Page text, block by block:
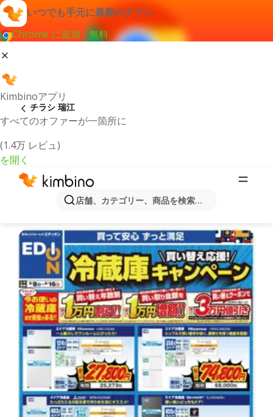
いつでも手元に最新のチラシ
Chrome に追加 - 無料
Kimbinoアプリ
すべてのオファーが一箇所に
(1.4万 レビュ)
を開く
店舗、カテゴリー、商品を検索...
チラシ 瑞江
最新のチラシとオファー瑞江